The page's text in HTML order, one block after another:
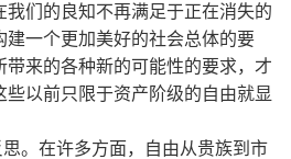
我们的良知不再满足于正在消失的
建一个更加美好的社会总体的要
带来的各种新的可能性的要求，才
以前只限于资产阶级的自由就显
。在许多方面，自由从贵族到市